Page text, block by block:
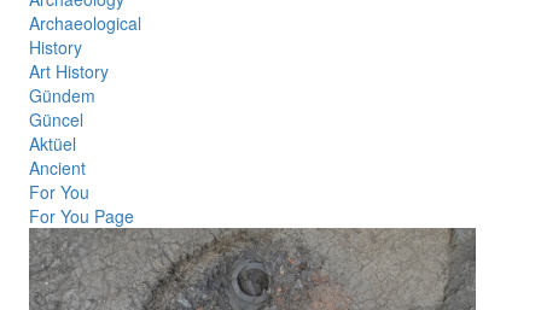
Archaeological
History
Art History
Gündem
Güncel
Aktüel
Ancient
For You
For You Page